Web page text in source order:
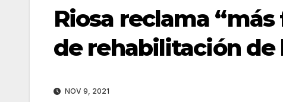
Riosa reclama
de rehabilitación de
NOV 9, 2021